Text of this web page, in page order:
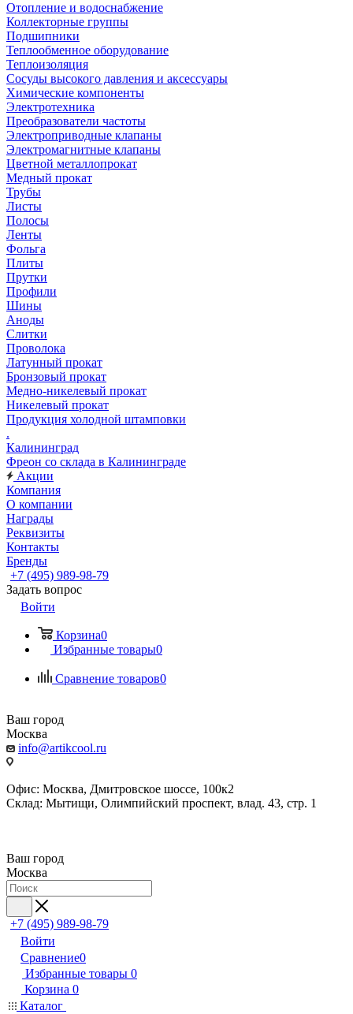
Отопление и водоснабжение
Коллекторные группы
Подшипники
Теплообменное оборудование
Теплоизоляция
Сосуды высокого давления и аксессуары
Химические компоненты
Электротехника
Преобразователи частоты
Электроприводные клапаны
Электромагнитные клапаны
Цветной металлопрокат
Медный прокат
Трубы
Листы
Полосы
Ленты
Фольга
Плиты
Прутки
Профили
Шины
Аноды
Слитки
Проволока
Латунный прокат
Бронзовый прокат
Медно-никелевый прокат
Никелевый прокат
Продукция холодной штамповки
.
Калининград
Фреон со склада в Калининграде
Акции
Компания
О компании
Награды
Реквизиты
Контакты
Бренды
+7 (495) 989-98-79
Задать вопрос
Войти
Корзина0
Избранные товары0
Сравнение товаров0
Ваш город
Москва
info@artikcool.ru
Офис: Москва, Дмитровское шоссе, 100к2
Склад: Мытищи, Олимпийский проспект, влад. 43, стр. 1
Ваш город
Москва
+7 (495) 989-98-79
Войти
Сравнение0
Избранные товары 0
Корзина 0
Каталог